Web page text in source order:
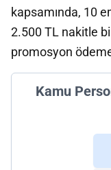
kapsamında, 10
2.500 TL nakitle
promosyon
Kamu